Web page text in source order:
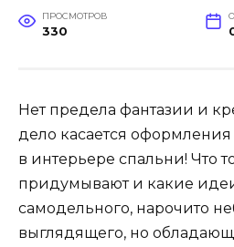
ПРОСМОТРОВ
330
Нет предела фантазии и
дело касается оформления
в интерьере спальни! Что
придумывают и какие
самодельного, нарочито
выглядящего, но